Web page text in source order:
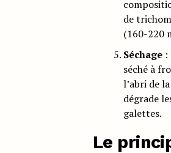
de
(160-220
Séchage
séché à
l’abri de
dégrade
galettes.
Le